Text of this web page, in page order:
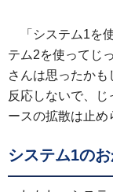
「システム1を
テム2を使ってじ
さんは思ったか
反応しないで、じ
ースの拡散は止め
システム1の